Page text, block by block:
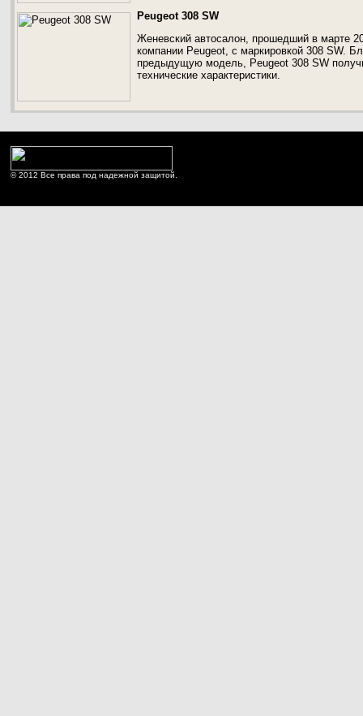
Peugeot 308 SW
Женевский автосалон, прошедший в марте
компании Peugeot, с маркировкой 308 SW.
предыдущую модель, Peugeot 308 SW
технические характеристики.
© 2012 Все права под надежной защитой.